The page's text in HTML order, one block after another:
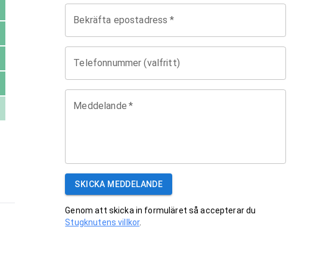
Bekräfta epostadress *
Telefonnummer (valfritt)
Meddelande *
SKICKA MEDDELANDE
Genom att skicka in formuläret så accepterar du
Stugknutens villkor.